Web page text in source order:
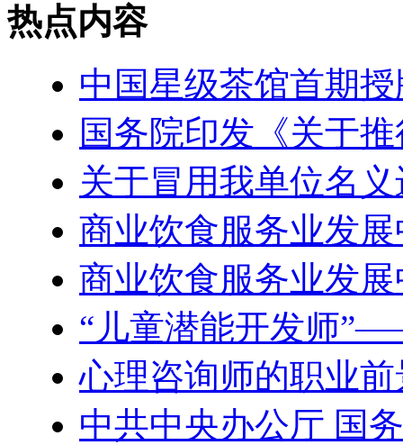
热点内容
中国星级茶馆首期
国务院印发《关于
关于冒用我单位名
商业饮食服务业发
商业饮食服务业发
“儿童潜能开发师
心理咨询师的职业
中共中央办公厅 国